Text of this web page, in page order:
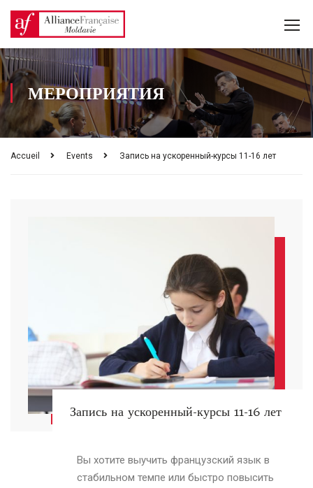
МЕРОПРИЯТИЯ
Accueil Events Запись на ускоренный-курсы 11-16 лет
Запись на ускоренный-курсы 11-16 лет
Вы хотите выучить французский язык в
стабильном темпе или быстро повысить